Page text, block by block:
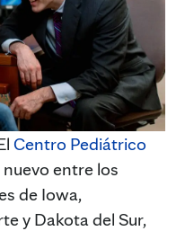
Centro Pediátrico
entre los
de Iowa,
y Dakota del Sur,